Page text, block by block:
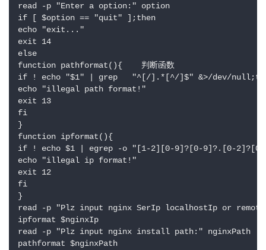
read -p "Enter a option:" option
if [ $option == "quit" ];then
echo "exit..."
exit 14
else
function pathformat(){    判断函数
if ! echo "$1" | grep   "^[/].*[^/]$" &>/dev/
echo "illegal path format!"
exit 13
fi
}
function ipformat(){
if ! echo $1 | egrep -o "[1-2][0-9]?[0-9]?.[0-
echo "illegal ip format!"
exit 12
fi
}
read -p "Plz input nginx SerIp localhostIp or
ipformat $nginxIp
read -p "Plz input nginx install path:" nginxPath
pathformat $nginxPath